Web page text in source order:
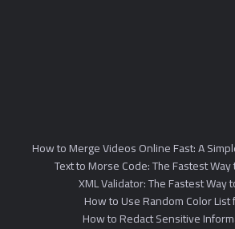
How to Merge Videos Online Fast: A
Text to Morse Code: The Fastest
XML Validator: The Fastest Way
How to Use Random Color
How to Redact Sensitive